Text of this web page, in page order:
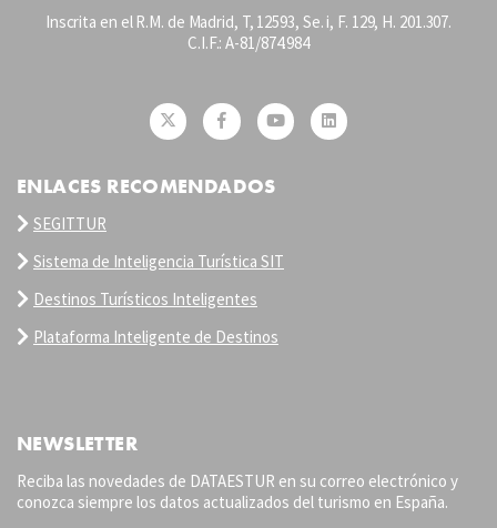
Inscrita en el R.M. de Madrid, T, 12593, Se. i, F. 129, H. 201.307.
C.I.F.: A-81/874.984
ENLACES RECOMENDADOS
SEGITTUR
Sistema de Inteligencia Turística SIT
Destinos Turísticos Inteligentes
Plataforma Inteligente de Destinos
NEWSLETTER
Reciba las novedades de DATAESTUR en su correo electrónico y
conozca siempre los datos actualizados del turismo en España.